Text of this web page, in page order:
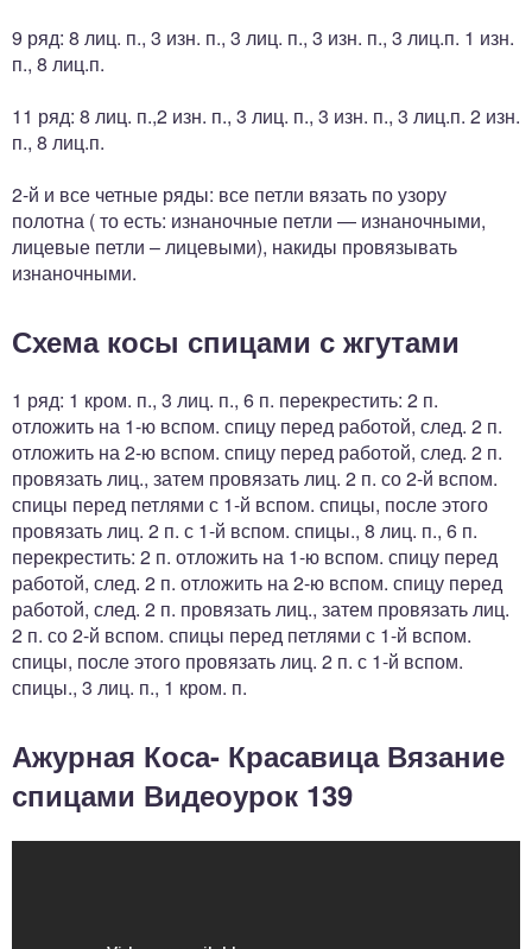
9 ряд: 8 лиц. п., 3 изн. п., 3 лиц. п., 3 изн. п., 3 лиц.п. 1 изн.
п., 8 лиц.п.
11 ряд: 8 лиц. п.,2 изн. п., 3 лиц. п., 3 изн. п., 3 лиц.п. 2 изн.
п., 8 лиц.п.
2-й и все четные ряды: все петли вязать по узору
полотна ( то есть: изнаночные петли — изнаночными,
лицевые петли – лицевыми), накиды провязывать
изнаночными.
Схема косы спицами с жгутами
1 ряд: 1 кром. п., 3 лиц. п., 6 п. перекрестить: 2 п.
отложить на 1-ю вспом. спицу перед работой, след. 2 п.
отложить на 2-ю вспом. спицу перед работой, след. 2 п.
провязать лиц., затем провязать лиц. 2 п. со 2-й вспом.
спицы перед петлями с 1-й вспом. спицы, после этого
провязать лиц. 2 п. с 1-й вспом. спицы., 8 лиц. п., 6 п.
перекрестить: 2 п. отложить на 1-ю вспом. спицу перед
работой, след. 2 п. отложить на 2-ю вспом. спицу перед
работой, след. 2 п. провязать лиц., затем провязать лиц.
2 п. со 2-й вспом. спицы перед петлями с 1-й вспом.
спицы, после этого провязать лиц. 2 п. с 1-й вспом.
спицы., 3 лиц. п., 1 кром. п.
Ажурная Коса- Красавица Вязание
спицами Видеоурок 139